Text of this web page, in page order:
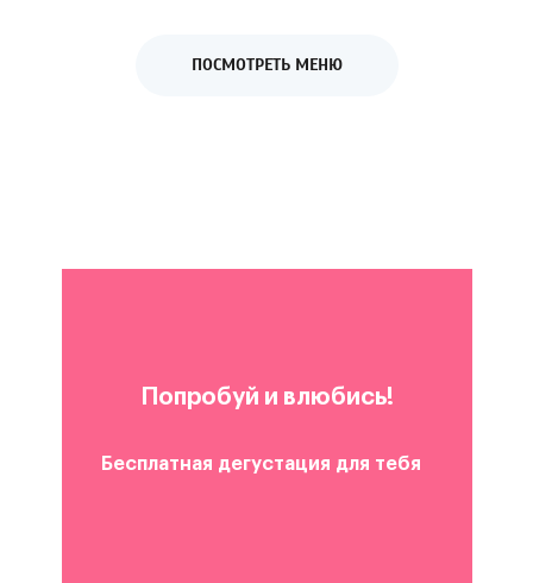
ПОСМОТРЕТЬ МЕНЮ
Попробуй и влюбись!
Бесплатная дегустация для тебя